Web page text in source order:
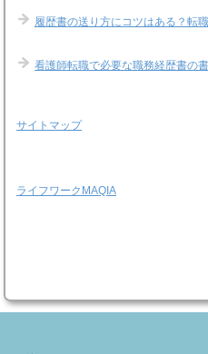
履歴書の送り方にコツはある？転
看護師転職で必要な職務経歴書の
サイトマップ
ライフワークMAQIA